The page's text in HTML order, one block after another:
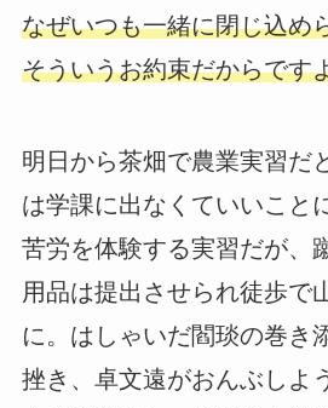
なぜいつも一緒に閉じ込め
そういうお約束だからです
明日から茶畑で農業実習だ
は学課に出なくていいこと
苦労を体験する実習だが、
用品は提出させられ徒歩で
に。はしゃいだ閻琰の巻き
挫き、卓文遠がおんぶしよ